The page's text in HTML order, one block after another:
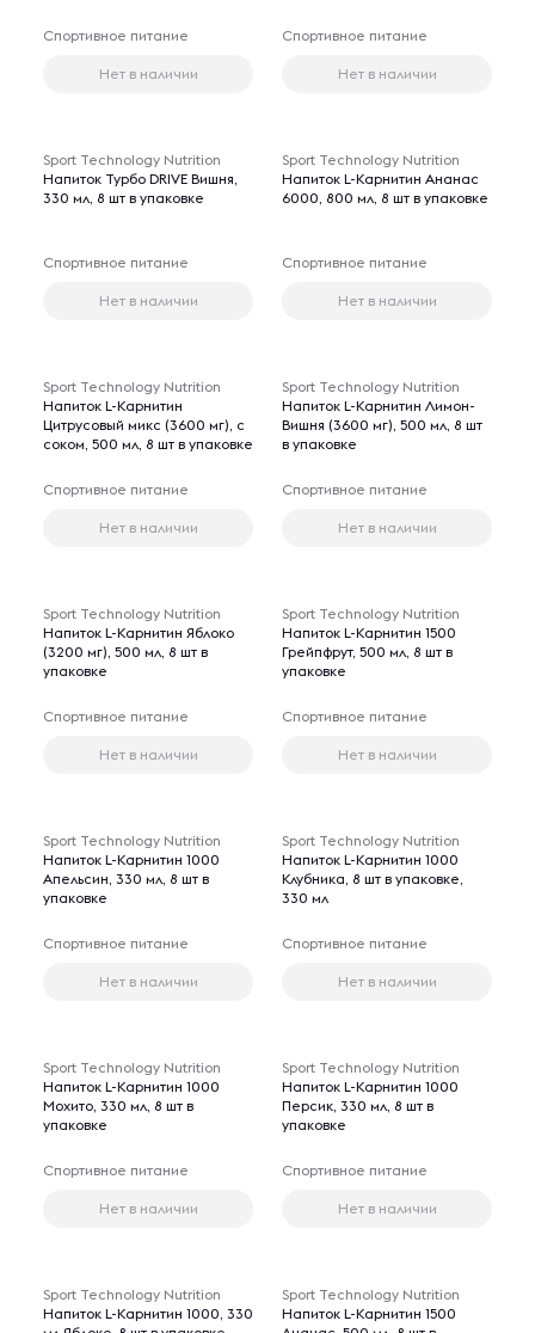
Спортивное питание
Нет в наличии
Спортивное питание
Нет в наличии
Sport Technology Nutrition
Напиток Турбо DRIVE Вишня,
330 мл, 8 шт в упаковке
Спортивное питание
Нет в наличии
Sport Technology Nutrition
Напиток L-Карнитин Ананас
6000, 800 мл, 8 шт в упаковке
Спортивное питание
Нет в наличии
Sport Technology Nutrition
Напиток L-Карнитин
Цитрусовый микс (3600 мг), с
соком, 500 мл, 8 шт в упаковке
Спортивное питание
Нет в наличии
Sport Technology Nutrition
Напиток L-Карнитин Лимон-
Вишня (3600 мг), 500 мл, 8 шт
в упаковке
Спортивное питание
Нет в наличии
Sport Technology Nutrition
Напиток L-Карнитин Яблоко
(3200 мг), 500 мл, 8 шт в
упаковке
Спортивное питание
Нет в наличии
Sport Technology Nutrition
Напиток L-Карнитин 1500
Грейпфрут, 500 мл, 8 шт в
упаковке
Спортивное питание
Нет в наличии
Sport Technology Nutrition
Напиток L-Карнитин 1000
Апельсин, 330 мл, 8 шт в
упаковке
Спортивное питание
Нет в наличии
Sport Technology Nutrition
Напиток L-Карнитин 1000
Клубника, 8 шт в упаковке,
330 мл
Спортивное питание
Нет в наличии
Sport Technology Nutrition
Напиток L-Карнитин 1000
Мохито, 330 мл, 8 шт в
упаковке
Спортивное питание
Нет в наличии
Sport Technology Nutrition
Напиток L-Карнитин 1000
Персик, 330 мл, 8 шт в
упаковке
Спортивное питание
Нет в наличии
Sport Technology Nutrition
Напиток L-Карнитин 1000, 330
Sport Technology Nutrition
Напиток L-Карнитин 1500